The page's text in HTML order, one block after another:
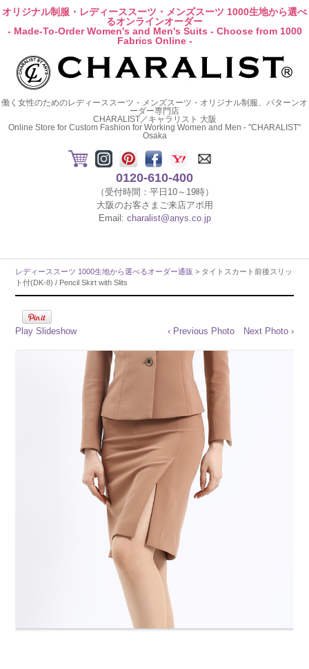
オリジナル制服・レディーススーツ・メンズスーツ 1000生地から選べ
るオンラインオーダー
- Made-To-Order Women's and Men's Suits - Choose from 1000
Fabrics Online -
働く女性のためのレディーススーツ・メンズスーツ・オリジナル制服、パターンオ
ーダー専門店
CHARALIST／キャラリスト 大阪
Online Store for Custom Fashion for Working Women and Men - "CHARALIST"
Osaka
0120-610-400
（受付時間：平日10～19時）
大阪のお客さまご来店アポ用
Email: charalist@anys.co.jp
レディーススーツ 1000生地から選べるオーダー通販 > タイトスカート前後スリッ
ト付(DK-8) / Pencil Skirt with Slits
Play Slideshow ‹ Previous Photo Next Photo ›